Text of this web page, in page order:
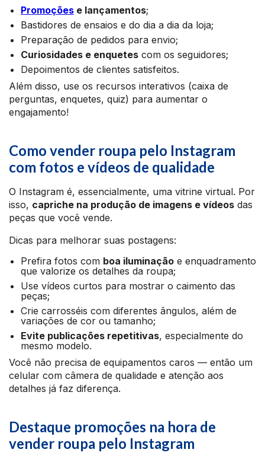
Promoções e lançamentos;
Bastidores de ensaios e do dia a dia da loja;
Preparação de pedidos para envio;
Curiosidades e enquetes com os seguidores;
Depoimentos de clientes satisfeitos.
Além disso, use os recursos interativos (caixa de
perguntas, enquetes, quiz) para aumentar o
engajamento!
Como vender roupa pelo Instagram
com fotos e vídeos de qualidade
O Instagram é, essencialmente, uma vitrine virtual. Por
isso, capriche na produção de imagens e vídeos das
peças que você vende.
Dicas para melhorar suas postagens:
Prefira fotos com boa iluminação e enquadramento
que valorize os detalhes da roupa;
Use vídeos curtos para mostrar o caimento das
peças;
Crie carrosséis com diferentes ângulos, além de
variações de cor ou tamanho;
Evite publicações repetitivas, especialmente do
mesmo modelo.
Você não precisa de equipamentos caros — então um
celular com câmera de qualidade e atenção aos
detalhes já faz diferença.
Destaque promoções na hora de
vender roupa pelo Instagram